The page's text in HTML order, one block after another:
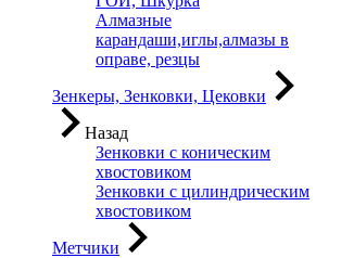
Алмазные
карандаши,иглы,алмазы в
оправе, резцы
Зенкеры, Зенковки, Цековки
Назад
Зенковки с коническим
хвостовиком
Зенковки с цилиндрическим
хвостовиком
Метчики